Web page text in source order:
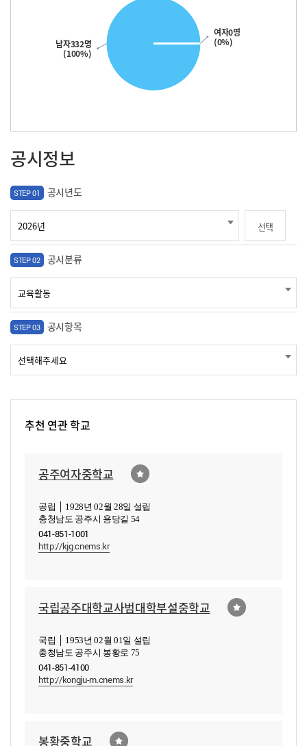
남자332명
(100%)
여자0명
(0%)
공시정보
STEP 01 공시년도
선택
STEP 02 공시분류
STEP 03 공시항목
추천 연관 학교
공주여자중학교
공립 │ 1928년 02월 28일 설립
충청남도 공주시 용당길 54
041-851-1001
http://kjg.cnems.kr
국립공주대학교사범대학부설중학교
국립 │ 1953년 02월 01일 설립
충청남도 공주시 봉황로 75
041-851-4100
http://kongju-m.cnems.kr
봉황중학교